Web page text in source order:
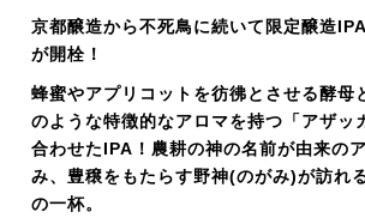
京都醸造から不死鳥に続いて限定醸造
が開栓！
蜂蜜やアプリコットを彷彿とさせる酵母
のような特徴的なアロマを持つ「アザッ
合わせたIPA！農耕の神の名前が由来の
み、豊穣をもたらす野神(のがみ)が訪れ
の一杯。